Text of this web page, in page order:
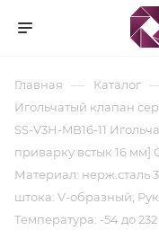
Главная — Каталог
Игольчатый клапан
SS-V3H-MB16-11
приварку встык 16 мм]
Материал: нерж.сталь
штока: V-образный;
Температура: -54 до